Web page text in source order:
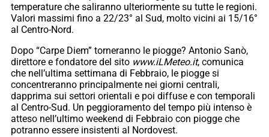
temperature che saliranno ulteriormente su tutte le regioni.
Valori massimi fino a 22/23° al Sud, molto vicini ai 15/16°
al Centro-Nord.
Dopo “Carpe Diem” torneranno le piogge? Antonio Sanò,
direttore e fondatore del sito www.iLMeteo.it, comunica
che nell’ultima settimana di Febbraio, le piogge si
concentreranno principalmente nei giorni centrali,
dapprima sui settori orientali e poi diffuse e con temporali
al Centro-Sud. Un peggioramento del tempo più intenso è
atteso nell’ultimo weekend di Febbraio con piogge che
potranno essere insistenti al Nordovest.